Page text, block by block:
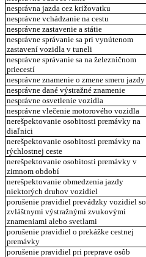
nesprávna jazda cez križovatku
nesprávne vchádzanie na cestu
nesprávne zastavenie a státie
nesprávne správanie sa pri vynútenom
zastavení vozidla v tuneli
nesprávne správanie sa na železničnom
priecestí
nesprávne znamenie o zmene smeru jazdy
nesprávne dané výstražné znamenie
nesprávne osvetlenie vozidla
nesprávne vlečenie motorového vozidla
nerešpektovanie osobitosti premávky na
diaľnici
nerešpektovanie osobitosti premávky na
rýchlostnej ceste
nerešpektovanie osobitosti premávky v
zimnom období
nerešpektovanie obmedzenia jazdy
niektorých druhov vozidiel
porušenie pravidiel prevádzky vozidiel so
zvláštnymi výstražnými zvukovými
znameniami alebo svetlami
porušenie pravidiel o prekážke cestnej
premávky
porušenie pravidiel pri preprave osôb